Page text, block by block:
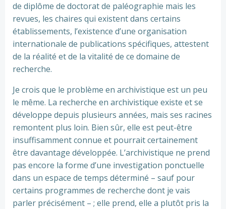
de diplôme de doctorat de paléographie mais les
revues, les chaires qui existent dans certains
établissements, l’existence d’une organisation
internationale de publications spécifiques, attestent
de la réalité et de la vitalité de ce domaine de
recherche.
Je crois que le problème en archivistique est un peu
le même. La recherche en archivistique existe et se
développe depuis plusieurs années, mais ses racines
remontent plus loin. Bien sûr, elle est peut-être
insuffisamment connue et pourrait certainement
être davantage développée. L’archivistique ne prend
pas encore la forme d’une investigation ponctuelle
dans un espace de temps déterminé – sauf pour
certains programmes de recherche dont je vais
parler précisément – ; elle prend, elle a plutôt pris la